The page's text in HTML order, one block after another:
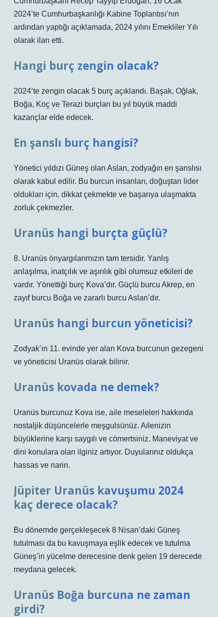
2024’te Cumhurbaşkanlığı Kabine Toplantısı’nın
ardından yaptığı açıklamada, 2024 yılını Emekliler Yılı
olarak ilan etti.
Hangi burç zengin olacak?
2024’te zengin olacak 5 burç açıklandı. Başak, Oğlak,
Boğa, Koç ve Terazi burçları bu yıl büyük maddi
kazançlar elde edecek.
En şanslı burç hangisi?
Yönetici yıldızı Güneş olan Aslan, zodyağın en şanslısı
olarak kabul edilir. Bu burcun insanları, doğuştan lider
oldukları için, dikkat çekmekte ve başarıya ulaşmakta
zorluk çekmezler.
Uranüs hangi burçta güçlü?
8. Uranüs önyargılarımızın tam tersidir. Yanlış
anlaşılma, inatçılık ve aşırılık gibi olumsuz etkileri de
vardır. Yönettiği burç Kova’dır. Güçlü burcu Akrep, en
zayıf burcu Boğa ve zararlı burcu Aslan’dır.
Uranüs hangi burcun yöneticisi?
Zodyak’ın 11. evinde yer alan Kova burcunun gezegeni
ve yöneticisi Uranüs olarak bilinir.
Uranüs kovada ne demek?
Uranüs burcunuz Kova ise, aile meseleleri hakkında
nostaljik düşüncelerle meşgulsünüz. Ailenizin
büyüklerine karşı saygılı ve cömertsiniz. Maneviyat ve
dini konulara olan ilginiz artıyor. Duyularınız oldukça
hassas ve narin.
Jüpiter Uranüs kavuşumu 2024
kaç derece olacak?
Bu dönemde gerçekleşecek 8 Nisan’daki Güneş
tutulması da bu kavuşmaya eşlik edecek ve tutulma
Güneş’in yücelme derecesine denk gelen 19 derecede
meydana gelecek.
Uranüs Boğa burcuna ne zaman
girdi?